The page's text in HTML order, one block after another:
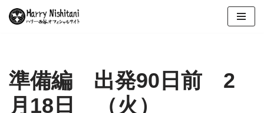
ン
ツ
へ
準備編 出発90日前 2
月18日 （火）